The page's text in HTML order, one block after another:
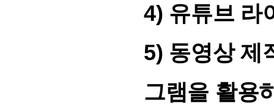
4) 유튜브 라
5) 동영상 제
그램을 활용